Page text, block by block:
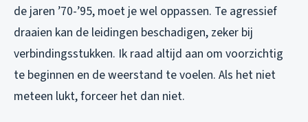
de jaren ’70-’95, moet je wel oppassen. Te agressief
draaien kan de leidingen beschadigen, zeker bij
verbindingsstukken. Ik raad altijd aan om voorzichtig
te beginnen en de weerstand te voelen. Als het niet
meteen lukt, forceer het dan niet.